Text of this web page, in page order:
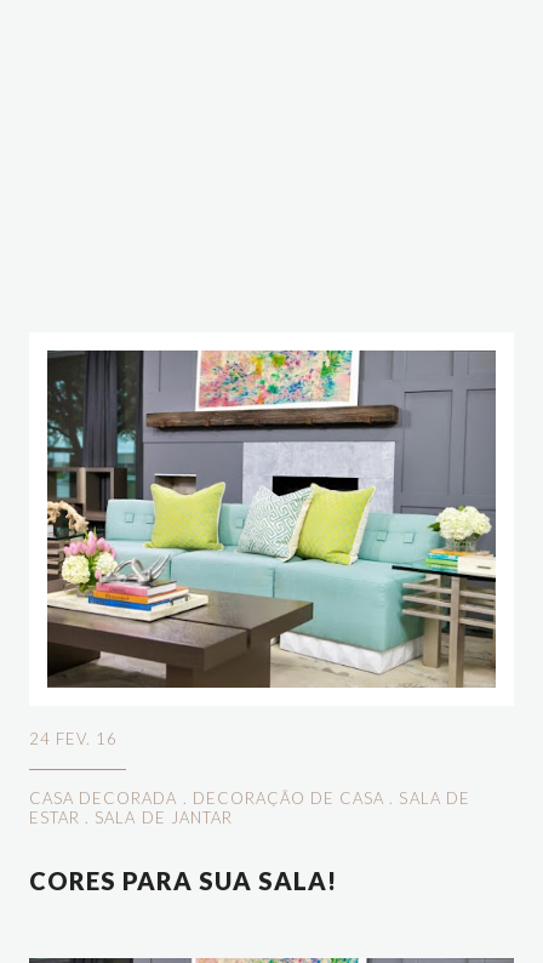
24 FEV. 16
CASA DECORADA DECORAÇÃO DE CASA
SALA DE
ESTAR
SALA DE JANTAR
CORES PARA SUA SALA!